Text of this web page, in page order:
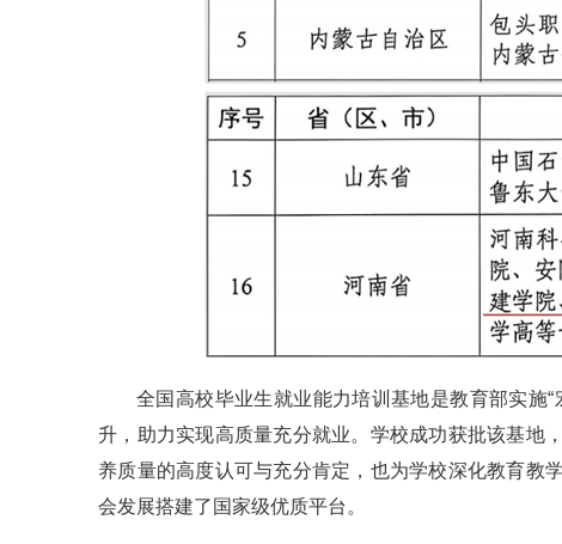
全国高校毕业生就业能力培训基地是教育部实施
升，助力实现高质量充分就业。学校成功获批该基地
养质量的高度认可与充分肯定，也为学校深化教育教
会发展搭建了国家级优质平台。